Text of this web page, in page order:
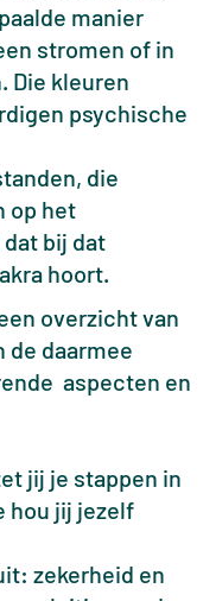
manier
stromen of in
Die kleuren
psychische
die
op het
bij dat
hoort.
overzicht van
de daarmee
aspecten en
jij je stappen in
hou jij jezelf
zekerheid en